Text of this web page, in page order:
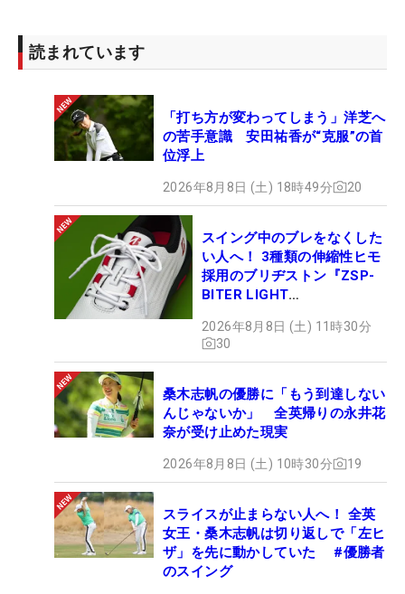
読まれています
「打ち方が変わってしまう」洋芝へ
の苦手意識 安田祐香が“克服”の首
位浮上
2026年8月8日 (土) 18時49分 20
スイング中のブレをなくした
い人へ！ 3種類の伸縮性ヒモ
採用のブリヂストン『ZSP-
BITER LIGHT
ュー
2026年8月8日 (土) 11時30分
30
桑木志帆の優勝に「もう到達しない
んじゃないか」 全英帰りの永井花
奈が受け止めた現実
2026年8月8日 (土) 10時30分 19
スライスが止まらない人へ！ 全英
女王・桑木志帆は切り返しで「左ヒ
ザ」を先に動かしていた #優勝者
のスイング